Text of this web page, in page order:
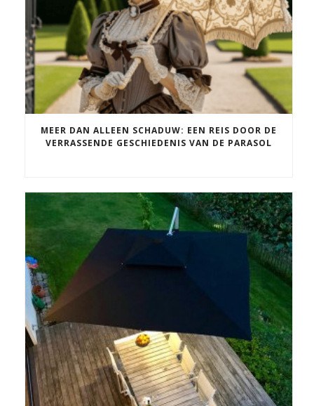
MEER DAN ALLEEN SCHADUW: EEN REIS DOOR DE
VERRASSENDE GESCHIEDENIS VAN DE PARASOL